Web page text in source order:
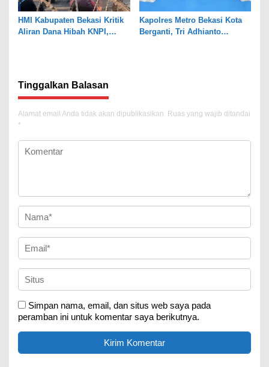
HMI Kabupaten Bekasi Kritik
Aliran Dana Hibah KNPI,
Kapolres Metro Bekasi Kota
Berganti, Tri Adhianto
Tinggalkan Balasan
Alamat email Anda tidak akan dipublikasikan. Ruas yang wajib ditandai
*
Simpan nama, email, dan situs web saya pada
peramban ini untuk komentar saya berikutnya.